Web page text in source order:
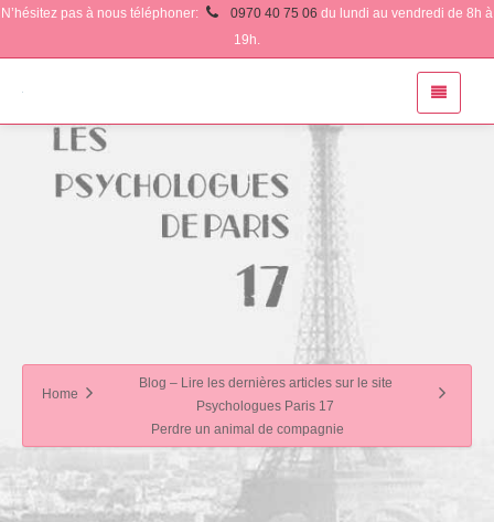
N’hésitez pas à nous téléphoner: 0970 40 75 06 du lundi au vendredi de 8h à
19h.
Home
Blog – Lire les dernières articles sur le site
Psychologues Paris 17
Perdre un animal de compagnie